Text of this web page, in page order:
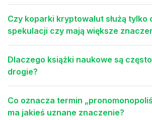
Czy koparki kryptowalut służą tylko
spekulacji czy mają większe
Dlaczego książki naukowe są
drogie?
Co oznacza termin
ma jakieś uznane znaczenie?